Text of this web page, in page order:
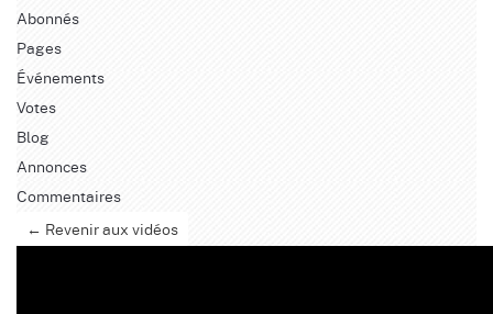
Abonnés
Pages
Événements
Votes
Blog
Annonces
Commentaires
← Revenir aux vidéos